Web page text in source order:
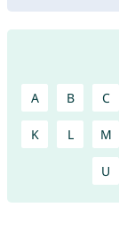
A B C
K L M
U